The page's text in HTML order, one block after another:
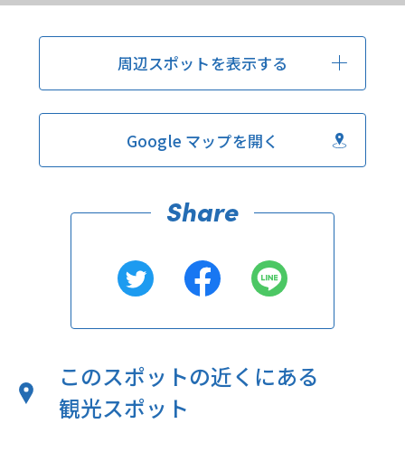
周辺スポットを表示する
Google マップを開く
このスポットの近くにある
観光スポット